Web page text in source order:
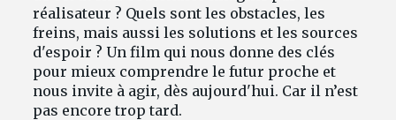
réalisateur ? Quels sont les obstacles, les
freins, mais aussi les solutions et les sources
d'espoir ? Un film qui nous donne des clés
pour mieux comprendre le futur proche et
nous invite à agir, dès aujourd'hui. Car il n’est
pas encore trop tard.